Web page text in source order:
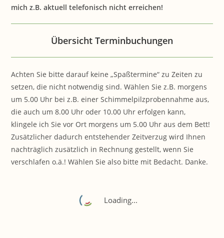
mich z.B. aktuell telefonisch nicht erreichen!
Übersicht Terminbuchungen
Achten Sie bitte darauf keine „Spaßtermine“ zu Zeiten zu
setzen, die nicht notwendig sind. Wählen Sie z.B. morgens
um 5.00 Uhr bei z.B. einer Schimmelpilzprobennahme aus,
die auch um 8.00 Uhr oder 10.00 Uhr erfolgen kann,
klingele ich Sie vor Ort morgens um 5.00 Uhr aus dem Bett!
Zusätzlicher dadurch entstehender Zeitverzug wird Ihnen
nachträglich zusätzlich in Rechnung gestellt, wenn Sie
verschlafen o.ä.! Wählen Sie also bitte mit Bedacht. Danke.
Loading...